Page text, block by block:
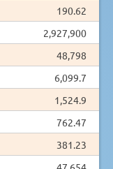
190.62
2,927,900
48,798
6,099.7
1,524.9
762.47
381.23